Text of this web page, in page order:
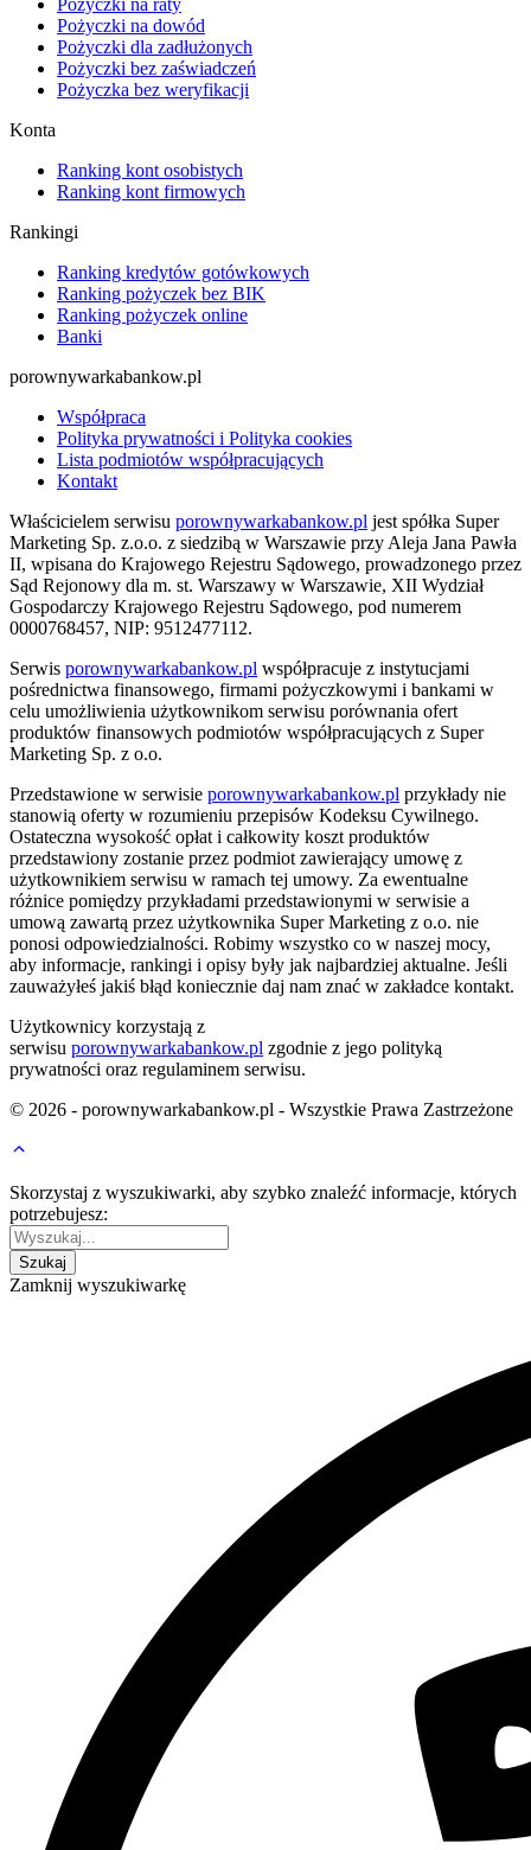
Pożyczki na dowód
Pożyczki dla zadłużonych
Pożyczki bez zaświadczeń
Pożyczka bez weryfikacji
Konta
Ranking kont osobistych
Ranking kont firmowych
Rankingi
Ranking kredytów gotówkowych
Ranking pożyczek bez BIK
Ranking pożyczek online
Banki
porownywarkabankow.pl
Współpraca
Polityka prywatności i Polityka cookies
Lista podmiotów współpracujących
Kontakt
Właścicielem serwisu porownywarkabankow.pl jest spółka Super
Marketing Sp. z.o.o. z siedzibą w Warszawie przy Aleja Jana Pawła
II, wpisana do Krajowego Rejestru Sądowego, prowadzonego przez
Sąd Rejonowy dla m. st. Warszawy w Warszawie, XII Wydział
Gospodarczy Krajowego Rejestru Sądowego, pod numerem
0000768457, NIP: 9512477112.
Serwis porownywarkabankow.pl współpracuje z instytucjami
pośrednictwa finansowego, firmami pożyczkowymi i bankami w
celu umożliwienia użytkownikom serwisu porównania ofert
produktów finansowych podmiotów współpracujących z Super
Marketing Sp. z o.o.
Przedstawione w serwisie porownywarkabankow.pl przykłady nie
stanowią oferty w rozumieniu przepisów Kodeksu Cywilnego.
Ostateczna wysokość opłat i całkowity koszt produktów
przedstawiony zostanie przez podmiot zawierający umowę z
użytkownikiem serwisu w ramach tej umowy. Za ewentualne
różnice pomiędzy przykładami przedstawionymi w serwisie a
umową zawartą przez użytkownika Super Marketing z o.o. nie
ponosi odpowiedzialności. Robimy wszystko co w naszej mocy,
aby informacje, rankingi i opisy były jak najbardziej aktualne. Jeśli
zauważyłeś jakiś błąd koniecznie daj nam znać w zakładce kontakt.
Użytkownicy korzystają z
serwisu porownywarkabankow.pl zgodnie z jego polityką
prywatności oraz regulaminem serwisu.
© 2026 - porownywarkabankow.pl - Wszystkie Prawa Zastrzeżone
Skorzystaj z wyszukiwarki, aby szybko znaleźć informacje, których
potrzebujesz:
Zamknij wyszukiwarkę